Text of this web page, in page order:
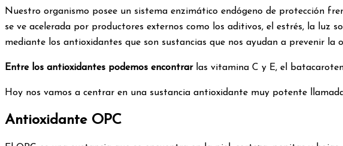
Nuestro organismo posee un sistema enzimático endógeno de protección
se ve acelerada por productores externos como los aditivos, el estrés, la luz
mediante los antioxidantes que son sustancias que nos ayudan a prevenir la
Entre los antioxidantes podemos encontrarlas vitamina C y E, el
Hoy nos vamos a centrar en una sustancia antioxidante muy potente
Antioxidante OPC